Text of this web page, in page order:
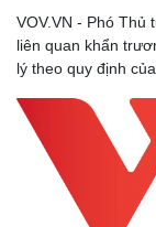
VOV.VN - Phó Thủ
liên quan khẩn
lý theo quy định